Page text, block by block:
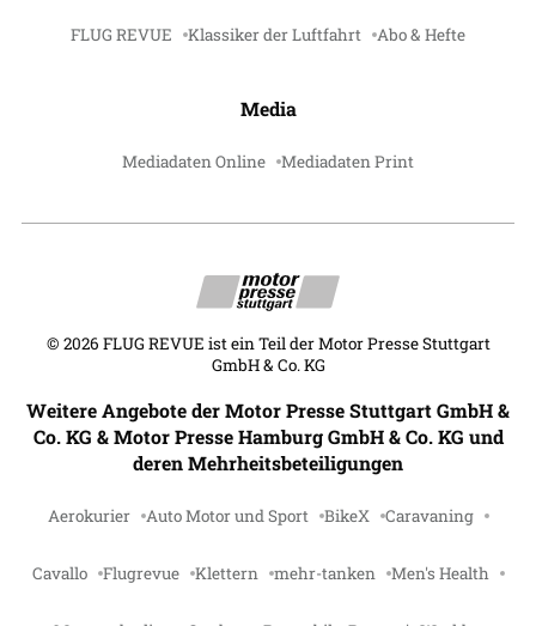
FLUG REVUE Klassiker der Luftfahrt Abo & Hefte
Media
Mediadaten Online Mediadaten Print
© 2026 FLUG REVUE ist ein Teil der Motor Presse Stuttgart
GmbH & Co. KG
Weitere Angebote der Motor Presse Stuttgart GmbH &
Co. KG & Motor Presse Hamburg GmbH & Co. KG und
deren Mehrheitsbeteiligungen
Aerokurier Auto Motor und Sport BikeX Caravaning
Cavallo Flugrevue Klettern mehr-tanken Men's Health